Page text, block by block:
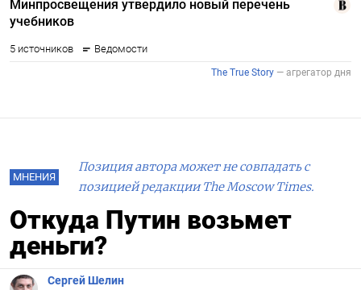
МНЕНИЯ
Позиция автора может не совпадать с
позицией редакции The Moscow Times.
Откуда Путин возьмет
деньги?
Сергей Шелин